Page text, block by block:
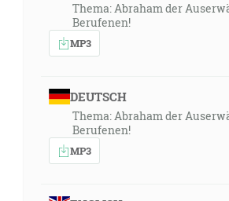
Thema: Abraham der
Berufenen!
MP3
DEUTSCH
Thema: Abraham der
Berufenen!
MP3